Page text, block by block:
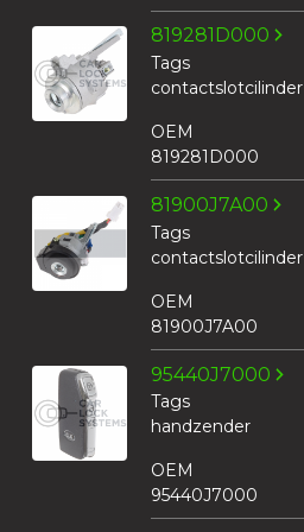
819281D000
Tags
contactslotcilinder
OEM
819281D000
81900J7A00
Tags
contactslotcilinder
OEM
81900J7A00
95440J7000
Tags
handzender
OEM
95440J7000